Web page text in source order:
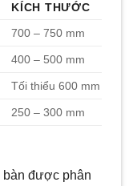
KÍCH THƯỚC
700 – 750 mm
400 – 500 mm
Tối thiểu 600 mm
250 – 300 mm
được phân